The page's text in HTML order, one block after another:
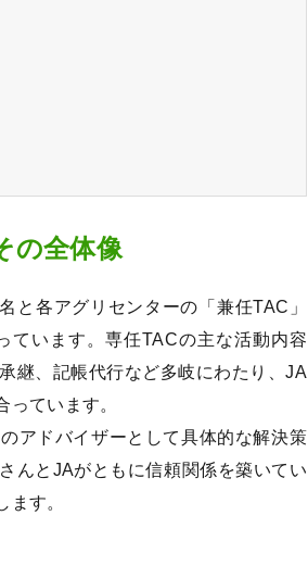
の全体像
と各アグリセンターの「兼任TAC」
ています。専任TACの主な活動内容
継、記帳代行など多岐にわたり、JA
ています。
アドバイザーとして具体的な解決策
んとJAがともに信頼関係を築いてい
す。